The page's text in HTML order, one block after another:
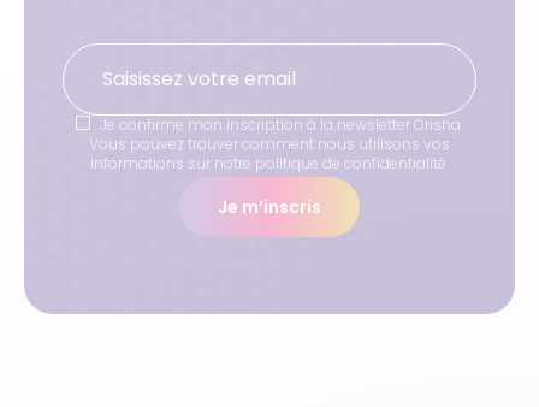
Je confirme mon inscription à la newsletter Orisha.
Vous pouvez trouver comment nous utilisons vos
informations sur notre politique de confidentialité.
Je m’inscris